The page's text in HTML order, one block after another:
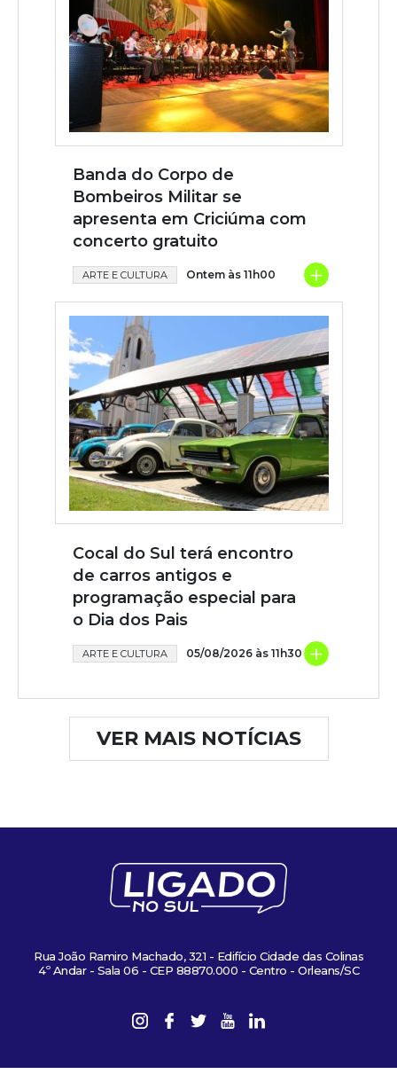
Banda do Corpo de
Bombeiros Militar se
apresenta em Criciúma com
concerto gratuito
ARTE E CULTURA Ontem às 11h00 +
Cocal do Sul terá encontro
de carros antigos e
programação especial para
o Dia dos Pais
ARTE E CULTURA 05/08/2026 às 11h30 +
VER MAIS NOTÍCIAS
Rua João Ramiro Machado, 321 - Edifício Cidade das Colinas
4º Andar - Sala 06 - CEP 88870.000 - Centro - Orleans/SC